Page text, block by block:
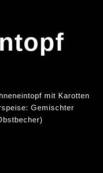
mit Karotten
Gemischter